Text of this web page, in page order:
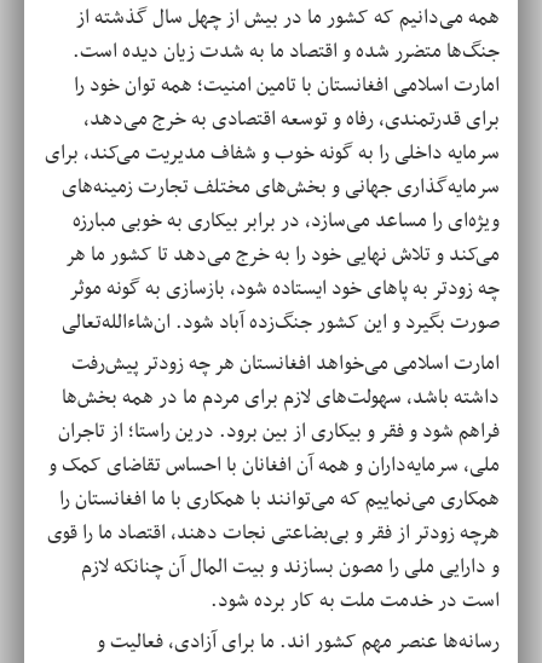
همه می‌دانیم که کشور ما در بیش از چهل سال گذشته از
جنگ‌ها متضرر شده و اقتصاد ما به شدت زیان دیده است.
امارت اسلامی افغانستان با تامین امنیت؛ همه توان خود را
برای قدرتمندی، رفاه و توسعه اقتصادی به خرج می‌دهد،
سرمایه داخلی را به گونه خوب و شفاف مدیریت می‌کند، برای
سرمایه‌گذاری جهانی و بخش‌های مختلف تجارت زمینه‌های
ویژه‌ای را مساعد می‌سازد، در برابر بیکاری به خوبی مبارزه
می‌کند و تلاش نهایی خود را به خرج می‌دهد تا کشور ما هر
چه زودتر به پاهای خود ایستاده شود، بازسازی به گونه موثر
صورت بگیرد و این کشور جنگ‌زده آباد شود. ان‌شاء‌الله‌تعالی
امارت اسلامی می‌خواهد افغانستان هر چه زودتر پیش‌رفت
داشته باشد، سهولت‌های لازم برای مردم ما در همه بخش‌ها
فراهم شود و فقر و بیکاری از بین برود. درین راستا؛ از تاجران
ملی، سرمایه‌داران و همه آن افغانان با احساس تقاضای کمک و
همکاری می‌نماییم که می‌توانند با همکاری با ما افغانستان را
هرچه زودتر از فقر و بی‌بضاعتی نجات دهند، اقتصاد ما را قوی
و دارایی ملی را مصون بسازند و بیت المال آن چنانکه لازم
است در خدمت ملت به کار برده شود.
رسانه‌ها عنصر مهم کشور اند. ما برای آزادی، فعالیت و